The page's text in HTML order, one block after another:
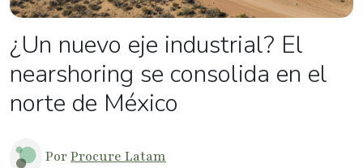
¿Un nuevo eje industrial? El
nearshoring se consolida en el
norte de México
PorProcure Latam